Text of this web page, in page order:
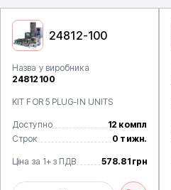
24812-100
Назва у виробника
24812100
KIT FOR 5 PLUG-IN UNITS
Доступно
12 компл
Строк
0 тижн.
Ціна за 1+ з ПДВ 578.81 грн